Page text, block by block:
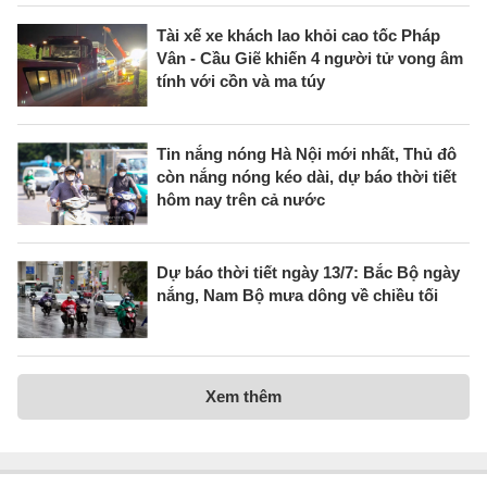
Tài xế xe khách lao khỏi cao tốc Pháp
Vân - Cầu Giẽ khiến 4 người tử vong âm
tính với cồn và ma túy
Tin nắng nóng Hà Nội mới nhất, Thủ đô
còn nắng nóng kéo dài, dự báo thời tiết
hôm nay trên cả nước
Dự báo thời tiết ngày 13/7: Bắc Bộ ngày
nắng, Nam Bộ mưa dông về chiều tối
Xem thêm